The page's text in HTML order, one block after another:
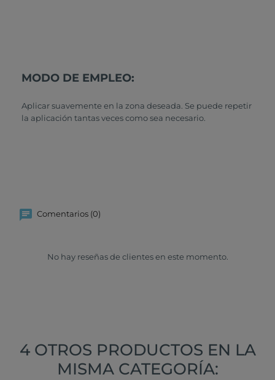
MODO DE EMPLEO:
Aplicar suavemente en la zona deseada. Se puede repetir
la aplicación tantas veces como sea necesario.
Comentarios (0)
No hay reseñas de clientes en este momento.
4 OTROS PRODUCTOS EN LA
MISMA CATEGORÍA: